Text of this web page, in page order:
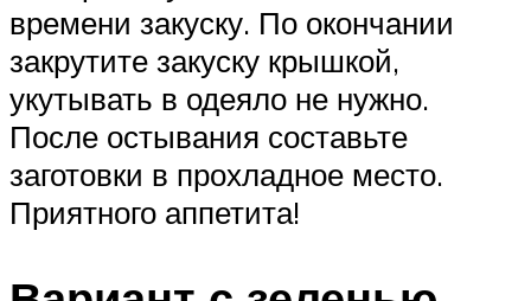
времени закуску. По окончании
закрутите закуску крышкой,
укутывать в одеяло не нужно.
После остывания составьте
заготовки в прохладное место.
Приятного аппетита!